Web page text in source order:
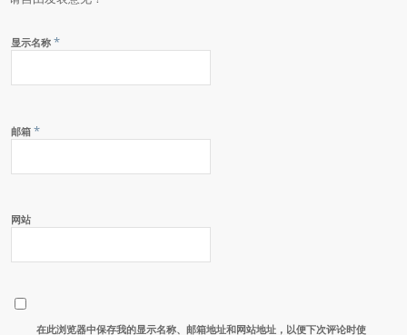
显示名称 *
邮箱 *
网站
在此浏览器中保存我的显示名称、邮箱地址和网站地址，以便下次评论时使